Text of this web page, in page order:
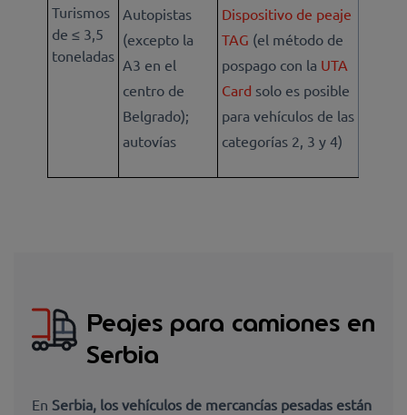
Turismos
de ≤ 3,5
toneladas
Autopistas
(excepto la
A3 en el
centro de
Belgrado);
autovías
Dispositivo de peaje
TAG (el método de
pospago con la UTA
Card solo es posible
para vehículos de las
categorías 2, 3 y 4)
Peajes para camiones en
Serbia
En Serbia, los vehículos de mercancías pesadas están